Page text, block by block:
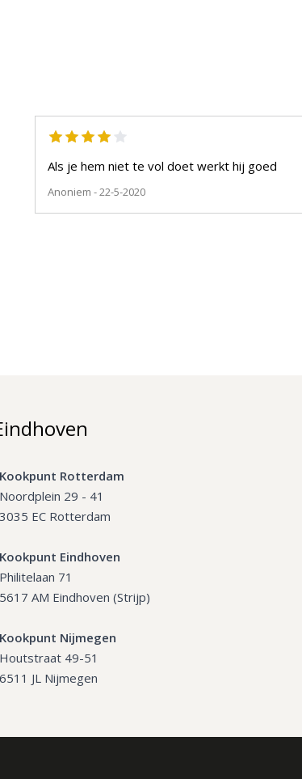
Als je hem niet te vol doet werkt hij goed
Anoniem - 22-5-2020
Kookpunt Rotterdam
Noordplein 29 - 41
3035 EC Rotterdam
Kookpunt Eindhoven
Philitelaan 71
5617 AM Eindhoven (Strijp)
Kookpunt Nijmegen
Houtstraat 49-51
6511 JL Nijmegen